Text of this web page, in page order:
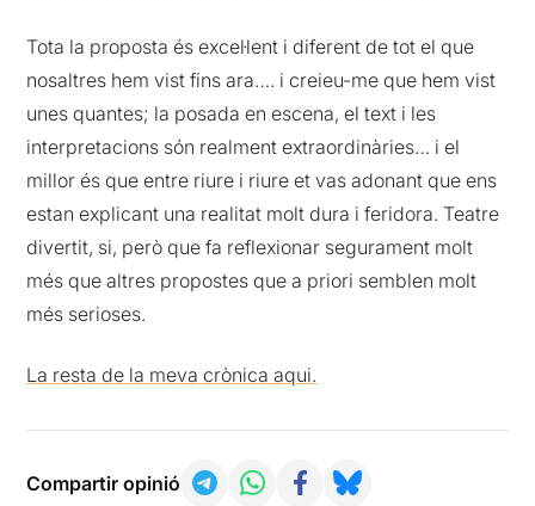
Tota la proposta és excel·lent i diferent de tot el que
nosaltres hem vist fins ara…. i creieu-me que hem vist
unes quantes; la posada en escena, el text i les
interpretacions són realment extraordinàries… i el
millor és que entre riure i riure et vas adonant que ens
estan explicant una realitat molt dura i feridora. Teatre
divertit, si, però que fa reflexionar segurament molt
més que altres propostes que a priori semblen molt
més serioses.
La resta de la meva crònica aqui.
Compartir opinió